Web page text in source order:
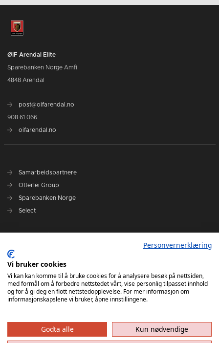
ØIF Arendal Elite
Sparebanken Norge Amfi
4848 Arendal
post@oifarendal.no
908 61 066
oifarendal.no
Samarbeidspartnere
Otterlei Group
Sparebanken Norge
Select
Spillerstall
Administrasjon
Styret
Personvernerklæring
Vi bruker cookies
Vi kan kan komme til å bruke cookies for å analysere besøk på nettsiden,
med formål om å forbedre nettstedet vårt, vise personlig tilpasset innhold
og for å gi deg en flott nettstedopplevelse. For mer informasjon om
informasjonskapslene vi bruker, åpne innstillingene.
Godta alle Kun nødvendige